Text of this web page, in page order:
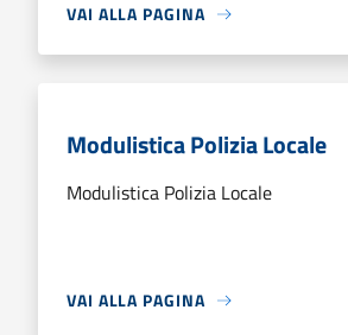
VAI ALLA PAGINA
Modulistica Polizia Locale
Modulistica Polizia Locale
VAI ALLA PAGINA